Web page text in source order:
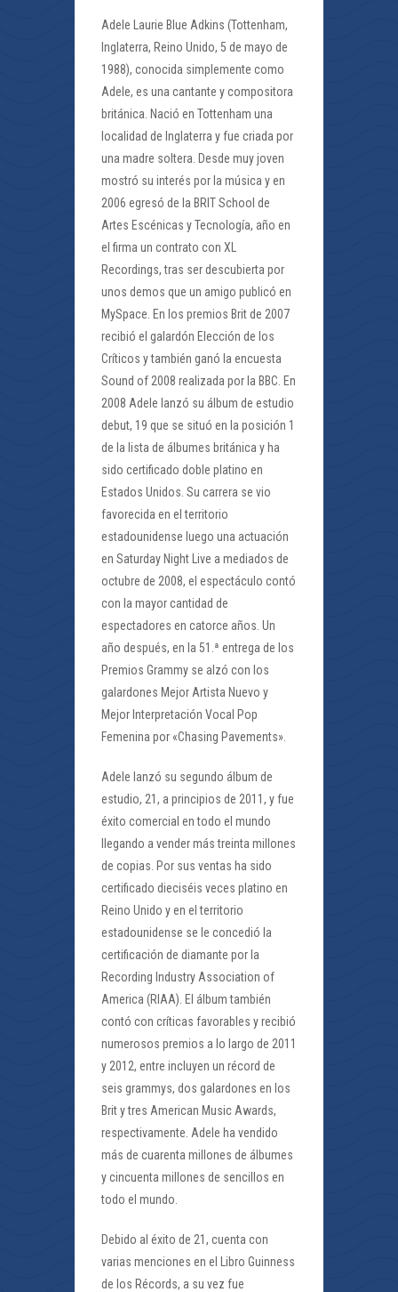
Adele Laurie Blue Adkins (Tottenham,
Inglaterra, Reino Unido, 5 de mayo de
1988), conocida simplemente como
Adele, es una cantante y compositora
británica. Nació en Tottenham una
localidad de Inglaterra y fue criada por
una madre soltera. Desde muy joven
mostró su interés por la música y en
2006 egresó de la BRIT School de
Artes Escénicas y Tecnología, año en
el firma un contrato con XL
Recordings, tras ser descubierta por
unos demos que un amigo publicó en
MySpace. En los premios Brit de 2007
recibió el galardón Elección de los
Críticos y también ganó la encuesta
Sound of 2008 realizada por la BBC. En
2008 Adele lanzó su álbum de estudio
debut, 19 que se situó en la posición 1
de la lista de álbumes británica y ha
sido certificado doble platino en
Estados Unidos. Su carrera se vio
favorecida en el territorio
estadounidense luego una actuación
en Saturday Night Live a mediados de
octubre de 2008, el espectáculo contó
con la mayor cantidad de
espectadores en catorce años. Un
año después, en la 51.ª entrega de los
Premios Grammy se alzó con los
galardones Mejor Artista Nuevo y
Mejor Interpretación Vocal Pop
Femenina por «Chasing Pavements».
Adele lanzó su segundo álbum de
estudio, 21, a principios de 2011, y fue
éxito comercial en todo el mundo
llegando a vender más treinta millones
de copias. Por sus ventas ha sido
certificado dieciséis veces platino en
Reino Unido y en el territorio
estadounidense se le concedió la
certificación de diamante por la
Recording Industry Association of
America (RIAA). El álbum también
contó con críticas favorables y recibió
numerosos premios a lo largo de 2011
y 2012, entre incluyen un récord de
seis grammys, dos galardones en los
Brit y tres American Music Awards,
respectivamente. Adele ha vendido
más de cuarenta millones de álbumes
y cincuenta millones de sencillos en
todo el mundo.
Debido al éxito de 21, cuenta con
varias menciones en el Libro Guinness
de los Récords, a su vez fue